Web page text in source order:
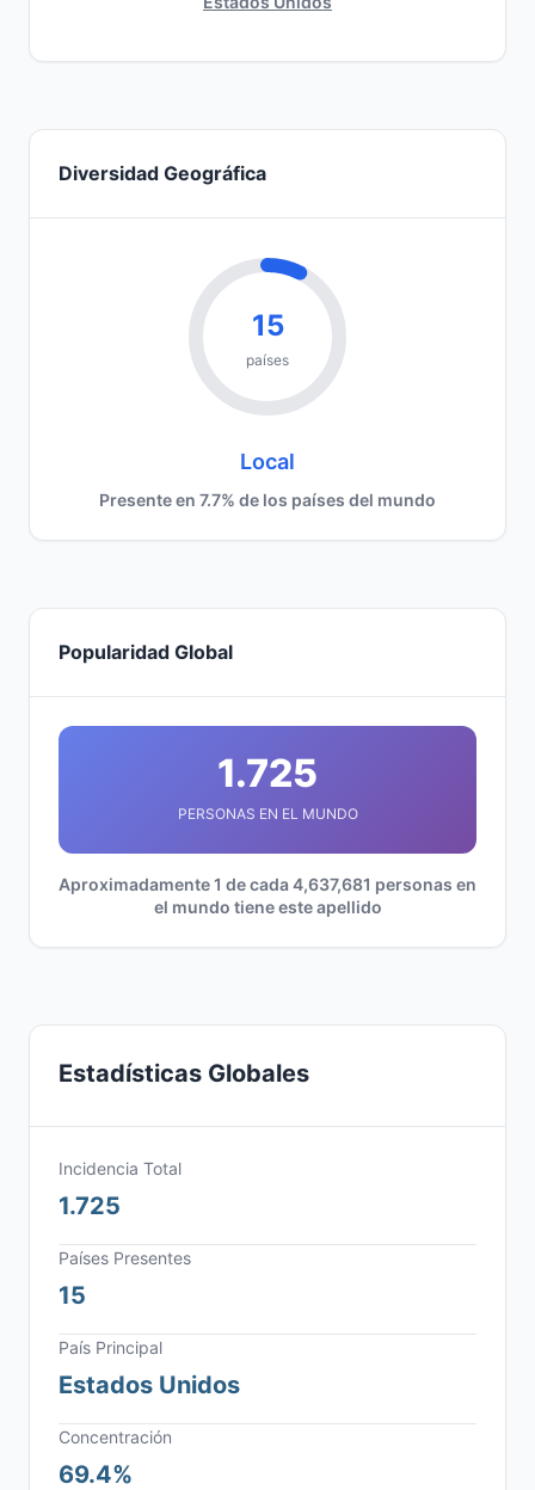
Diversidad Geográfica
15
países
Local
Presente en 7.7% de los países del mundo
Popularidad Global
1.725
PERSONAS EN EL MUNDO
Aproximadamente 1 de cada 4,637,681 personas en
el mundo tiene este apellido
Estadísticas Globales
Incidencia Total
1.725
Países Presentes
15
País Principal
Estados Unidos
Concentración
69.4%